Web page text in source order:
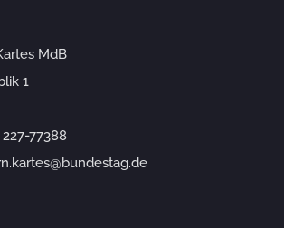
MdB
1
227-77388